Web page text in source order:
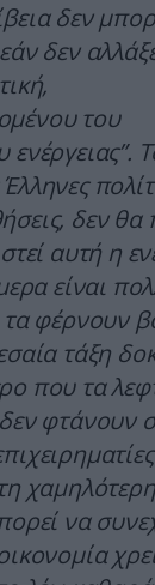
δεν
δεν
του
ενέργειας”.
δεν θα
αυτή η
είναι
τα φέρνουν
τάξη
που τα
φτάνουν
να